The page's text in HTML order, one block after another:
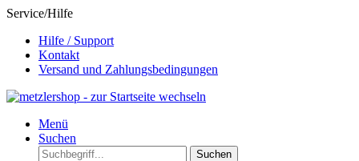
Service/Hilfe
Hilfe / Support
Kontakt
Versand und Zahlungsbedingungen
Menü
Suchen
Suchen